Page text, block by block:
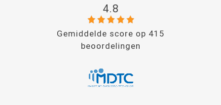
4.8
Gemiddelde score op 415
beoordelingen